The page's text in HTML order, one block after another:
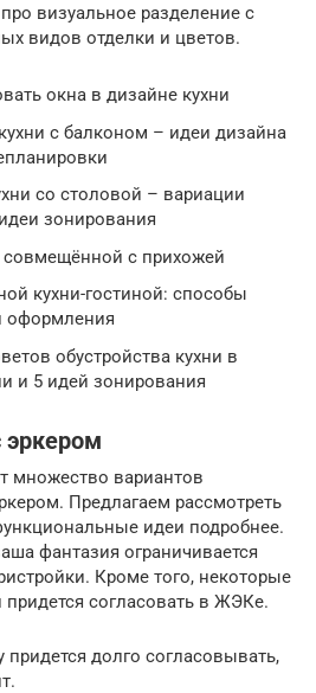
визуальное разделение с
видов отделки и цветов.
окна в дизайне кухни
с балконом – идеи дизайна
со столовой – вариации
зонирования
совмещённой с прихожей
кухни-гостиной: способы
оформления
обустройства кухни в
и 5 идей зонирования
эркером
множество вариантов
Предлагаем рассмотреть
идеи подробнее.
фантазия ограничивается
Кроме того, некоторые
согласовать в ЖЭКе.
долго согласовывать,